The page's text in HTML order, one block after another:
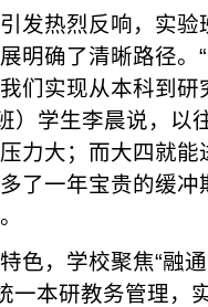
发热烈反响，实
明确了清晰路径。
们实现从本科到研
）学生李晨说，以
力大；而大四就
了一年宝贵的缓
色，学校聚焦“融
一本研教务管理，